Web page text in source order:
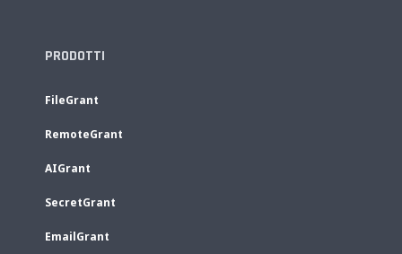
PRODOTTI
FileGrant
RemoteGrant
AIGrant
SecretGrant
EmailGrant